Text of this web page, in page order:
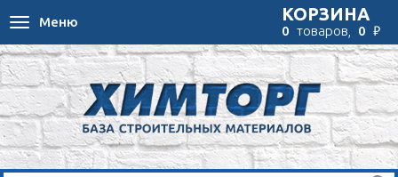
Toggle
navigation
Меню КОРЗИНА
0 товаров, 0 ₽